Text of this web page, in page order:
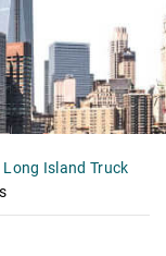
Long Island Truck